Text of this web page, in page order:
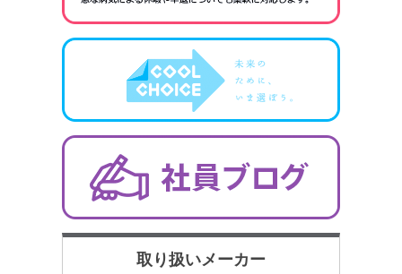
取り扱いメーカー